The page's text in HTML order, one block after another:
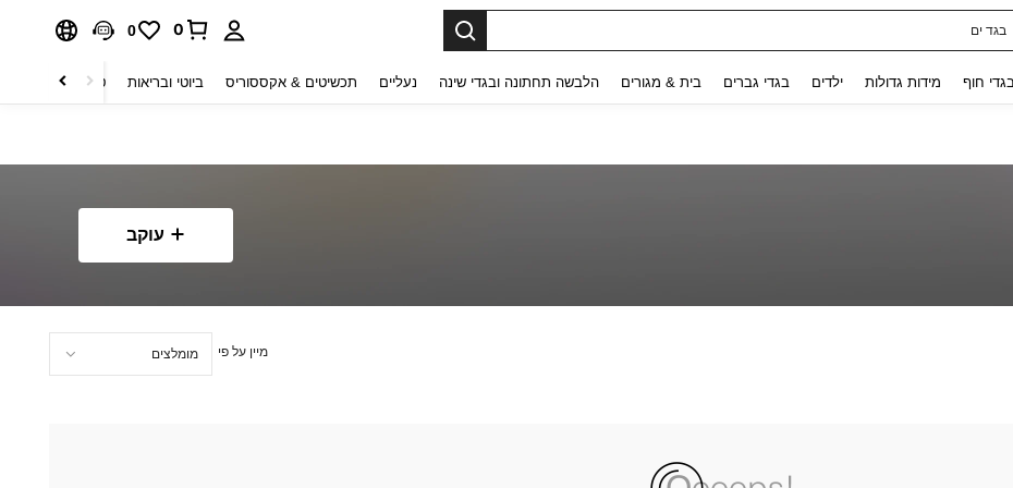
בגד ים
0
0
חוף מידות גדולות ילדים בגדי גברים בית & מגורים הלבשה תחתונה ובגדי שינה נעליים תכשיטים & אקססוריס ביוטי ובריאות טקסטיל לבית
עוקב
מיין על פי